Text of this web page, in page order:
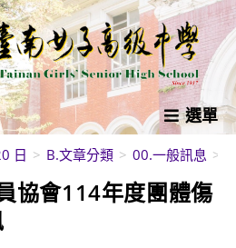
選單
日 > B.文章分類 > 00.一般訊息 >
協會114年度團體傷